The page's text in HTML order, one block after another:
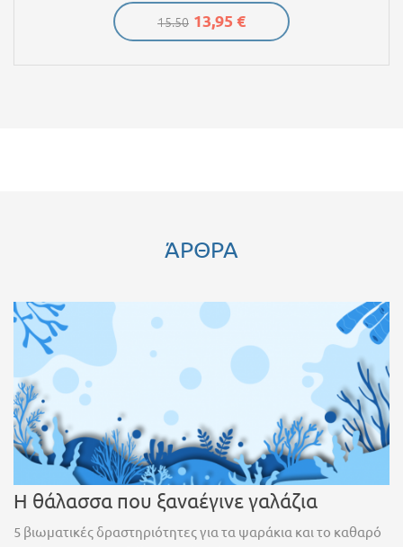
15.50 13,95 €
ΆΡΘΡΑ
Η θάλασσα που ξαναέγινε γαλάζια
5 βιωματικές δραστηριότητες για τα ψαράκια και το καθαρό